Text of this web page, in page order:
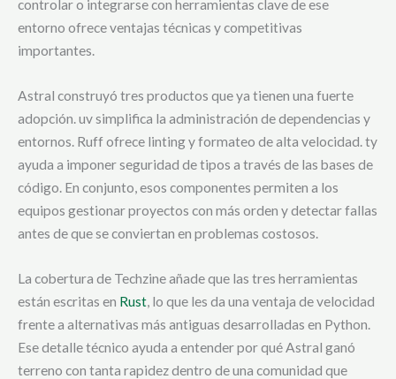
controlar o integrarse con herramientas clave de ese
entorno ofrece ventajas técnicas y competitivas
importantes.
Astral construyó tres productos que ya tienen una fuerte
adopción. uv simplifica la administración de dependencias y
entornos. Ruff ofrece linting y formateo de alta velocidad. ty
ayuda a imponer seguridad de tipos a través de las bases de
código. En conjunto, esos componentes permiten a los
equipos gestionar proyectos con más orden y detectar fallas
antes de que se conviertan en problemas costosos.
La cobertura de Techzine añade que las tres herramientas
están escritas en Rust , lo que les da una ventaja de velocidad
frente a alternativas más antiguas desarrolladas en Python.
Ese detalle técnico ayuda a entender por qué Astral ganó
terreno con tanta rapidez dentro de una comunidad que